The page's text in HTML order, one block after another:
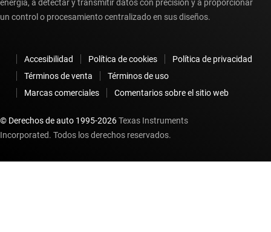
energía, a detectar y transmitir datos con precisión y a proporcionar
un control o procesamiento centralizado en sus diseños.
Accesibilidad Política de cookies
Política de privacidad
Términos de venta
Términos de uso
Marcas comerciales
Comentarios sobre el sitio web
© Derechos de auto 1995-2026Texas Instruments
Incorporated. Todos los derechos reservados.